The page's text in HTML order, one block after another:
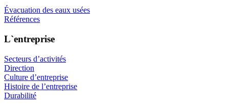
Évacuation des eaux usées
Références
L`entreprise
Secteurs d’activités
Direction
Culture d’entreprise
Histoire de l’entreprise
Durabilité